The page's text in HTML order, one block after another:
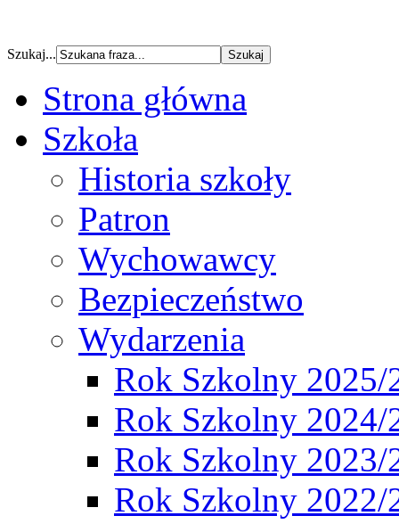
Szukaj...
Strona główna
Szkoła
Historia szkoły
Patron
Wychowawcy
Bezpieczeństwo
Wydarzenia
Rok Szkolny 2025/
Rok Szkolny 2024/
Rok Szkolny 2023/
Rok Szkolny 2022/